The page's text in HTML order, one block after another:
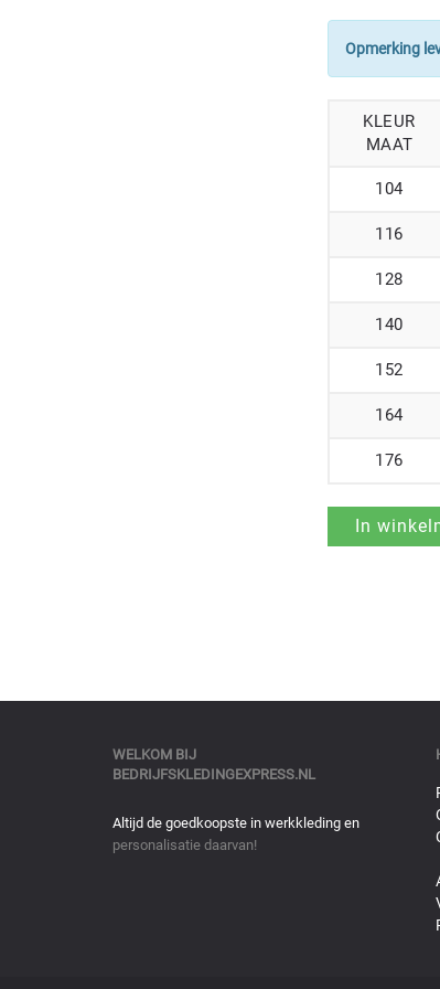
Opmerking
KLEUR
MAAT
104
116
128
140
152
164
176
WELKOM BIJ
BEDRIJFSKLEDINGEXPRESS.NL
Altijd de goedkoopste in werkkleding en
personalisatie daarvan!